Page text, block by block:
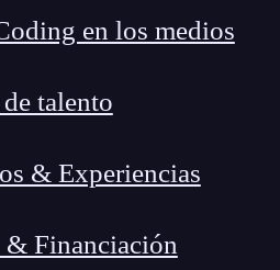
en los medios
talento
& Experiencias
& Financiación